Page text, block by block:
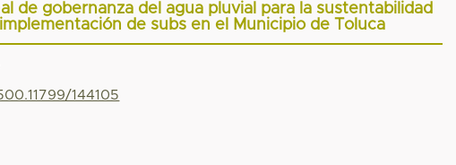
de gobernanza del agua pluvial para la sustentabilidad
de subs en el Municipio de Toluca
144105